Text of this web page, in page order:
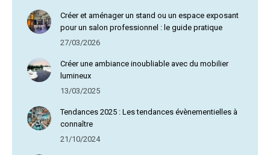
Créer et aménager un stand ou un espace exposant
pour un salon professionnel : le guide pratique
27/03/2026
Créer une ambiance inoubliable avec du mobilier
lumineux
13/03/2025
Tendances 2025 : Les tendances évènementielles à
connaître
21/10/2024